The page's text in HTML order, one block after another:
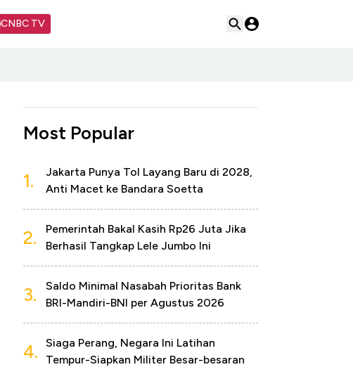
CNBC TV
Most Popular
1.
Jakarta Punya Tol Layang Baru di 2028,
Anti Macet ke Bandara Soetta
2.
Pemerintah Bakal Kasih Rp26 Juta Jika
Berhasil Tangkap Lele Jumbo Ini
3.
Saldo Minimal Nasabah Prioritas Bank
BRI-Mandiri-BNI per Agustus 2026
4.
Siaga Perang, Negara Ini Latihan
Tempur-Siapkan Militer Besar-besaran